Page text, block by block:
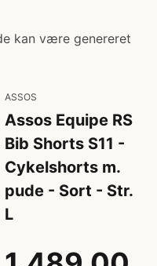
kan være genereret
ASSOS
Assos Equipe RS
Bib Shorts S11 -
Cykelshorts m.
pude - Sort - Str.
L